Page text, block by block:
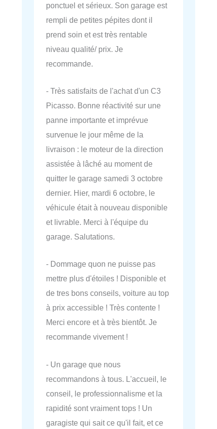
ponctuel et sérieux. Son garage est
rempli de petites pépites dont il
prend soin et est très rentable
niveau qualité/ prix. Je
recommande.
- Très satisfaits de l'achat d'un C3
Picasso. Bonne réactivité sur une
panne importante et imprévue
survenue le jour même de la
livraison : le moteur de la direction
assistée à lâché au moment de
quitter le garage samedi 3 octobre
dernier. Hier, mardi 6 octobre, le
véhicule était à nouveau disponible
et livrable. Merci à l'équipe du
garage. Salutations.
- Dommage quon ne puisse pas
mettre plus d'étoiles ! Disponible et
de tres bons conseils, voiture au top
à prix accessible ! Très contente !
Merci encore et à très bientôt. Je
recommande vivement !
- Un garage que nous
recommandons à tous. L'accueil, le
conseil, le professionnalisme et la
rapidité sont vraiment tops ! Un
garagiste qui sait ce qu'il fait, et ce